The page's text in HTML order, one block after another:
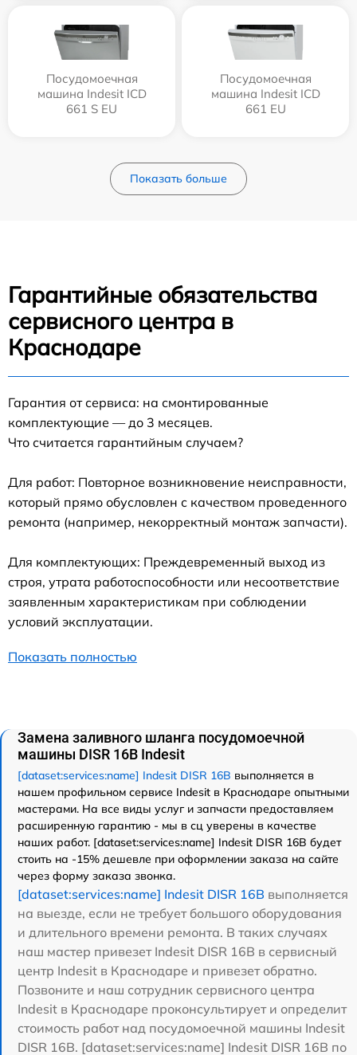
Посудомоечная
машина Indesit ICD
661 S EU
Посудомоечная
машина Indesit ICD
661 EU
Показать больше
Гарантийные обязательства
сервисного центра в
Краснодаре
Гарантия от сервиса: на смонтированные
комплектующие — до 3 месяцев.
Что считается гарантийным случаем?
Для работ: Повторное возникновение неисправности,
который прямо обусловлен с качеством проведенного
ремонта (например, некорректный монтаж запчасти).
Для комплектующих: Преждевременный выход из
строя, утрата работоспособности или несоответствие
заявленным характеристикам при соблюдении
условий эксплуатации.
Показать полностью
Замена заливного шланга посудомоечной
машины DISR 16B Indesit
[dataset:services:name] Indesit DISR 16B выполняется в
нашем профильном сервисе Indesit в Краснодаре опытными
мастерами. На все виды услуг и запчасти предоставляем
расширенную гарантию - мы в сц уверены в качестве
наших работ. [dataset:services:name] Indesit DISR 16B будет
стоить на -15% дешевле при оформлении заказа на сайте
через форму заказа звонка.
[dataset:services:name] Indesit DISR 16B выполняется
на выезде, если не требует большого оборудования
и длительного времени ремонта. В таких случаях
наш мастер привезет Indesit DISR 16B в сервисный
центр Indesit в Краснодаре и привезет обратно.
Позвоните и наш сотрудник сервисного центра
Indesit в Краснодаре проконсультирует и определит
стоимость работ над посудомоечной машины Indesit
DISR 16B. [dataset:services:name] Indesit DISR 16B по